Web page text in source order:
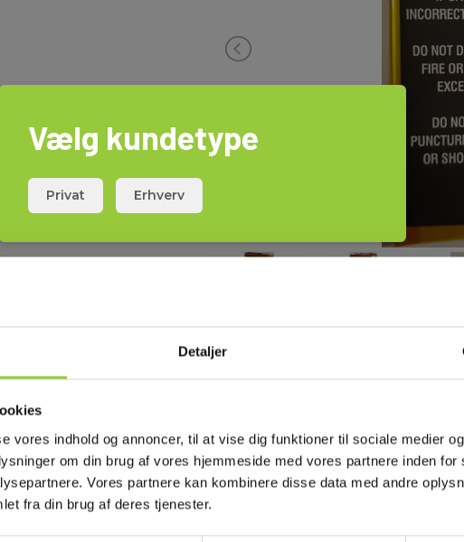
Detaljer
vores indhold og annoncer, til at vise dig funktioner til sociale medier
om din brug af vores hjemmeside med vores partnere inden for
Vores partnere kan kombinere disse data med andre
fra din brug af deres tjenester.
Vælg kundetype
Privat Erhverv